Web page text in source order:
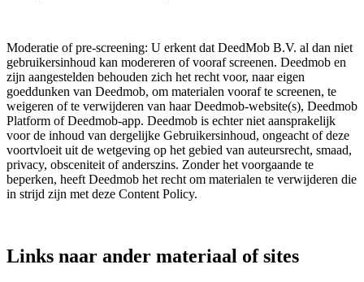
Moderatie of pre-screening: U erkent dat DeedMob B.V. al dan niet
gebruikersinhoud kan modereren of vooraf screenen. Deedmob en
zijn aangestelden behouden zich het recht voor, naar eigen
goeddunken van Deedmob, om materialen vooraf te screenen, te
weigeren of te verwijderen van haar Deedmob-website(s), Deedmob
Platform of Deedmob-app. Deedmob is echter niet aansprakelijk
voor de inhoud van dergelijke Gebruikersinhoud, ongeacht of deze
voortvloeit uit de wetgeving op het gebied van auteursrecht, smaad,
privacy, obsceniteit of anderszins. Zonder het voorgaande te
beperken, heeft Deedmob het recht om materialen te verwijderen die
in strijd zijn met deze Content Policy.
Links naar ander materiaal of sites